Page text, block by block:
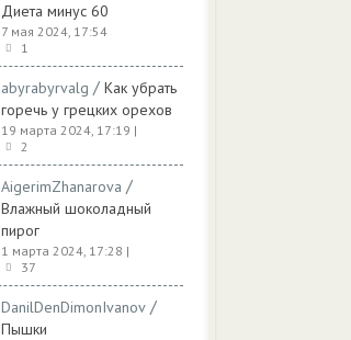
Диета минус 60
7 мая 2024, 17:54
1
abyrabyrvalg / Как убрать
горечь у грецких орехов
19 марта 2024, 17:19 |
2
AigerimZhanarova /
Влажный шоколадный
пирог
1 марта 2024, 17:28 |
37
DanilDenDimonIvanov /
Пышки